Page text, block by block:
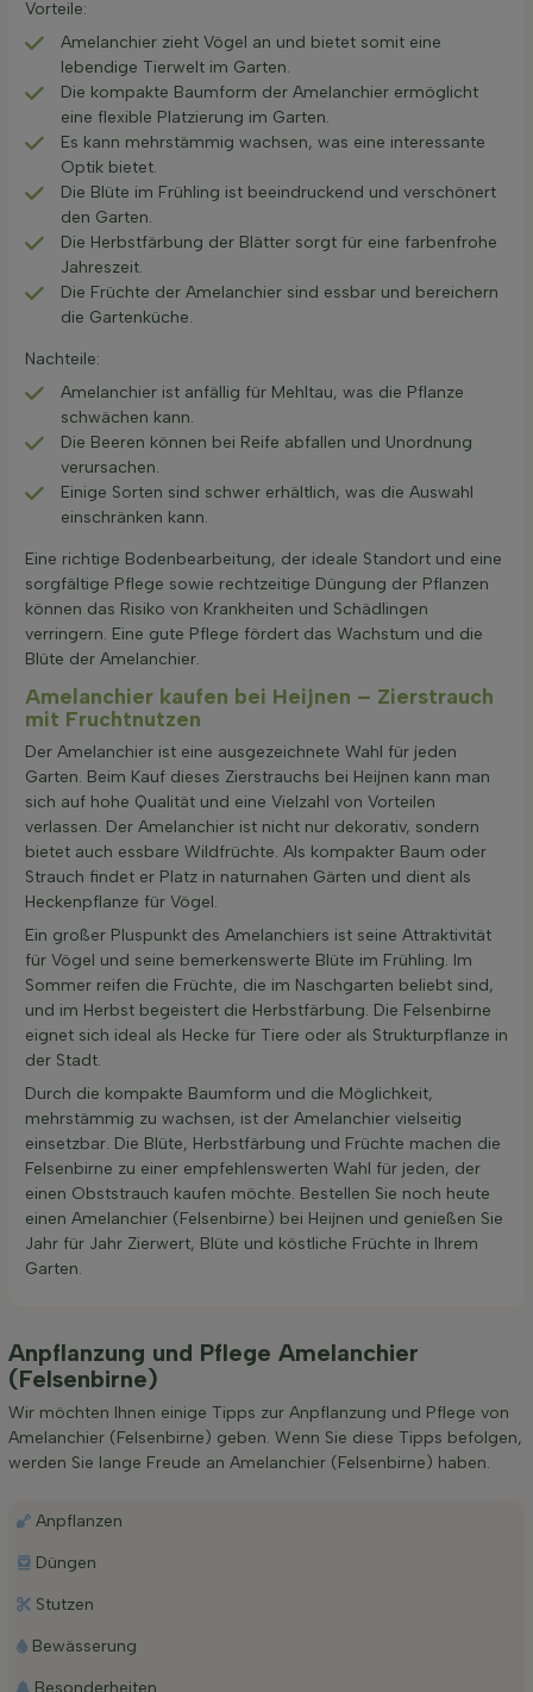
Vorteile:
Amelanchier zieht Vögel an und bietet somit eine
lebendige Tierwelt im Garten.
Die kompakte Baumform der Amelanchier ermöglicht
eine flexible Platzierung im Garten.
Es kann mehrstämmig wachsen, was eine interessante
Optik bietet.
Die Blüte im Frühling ist beeindruckend und verschönert
den Garten.
Die Herbstfärbung der Blätter sorgt für eine farbenfrohe
Jahreszeit.
Die Früchte der Amelanchier sind essbar und bereichern
die Gartenküche.
Nachteile:
Amelanchier ist anfällig für Mehltau, was die Pflanze
schwächen kann.
Die Beeren können bei Reife abfallen und Unordnung
verursachen.
Einige Sorten sind schwer erhältlich, was die Auswahl
einschränken kann.
Eine richtige Bodenbearbeitung, der ideale Standort und eine
sorgfältige Pflege sowie rechtzeitige Düngung der Pflanzen
können das Risiko von Krankheiten und Schädlingen
verringern. Eine gute Pflege fördert das Wachstum und die
Blüte der Amelanchier.
Amelanchier kaufen bei Heijnen – Zierstrauch
mit Fruchtnutzen
Der Amelanchier ist eine ausgezeichnete Wahl für jeden
Garten. Beim Kauf dieses Zierstrauchs bei Heijnen kann man
sich auf hohe Qualität und eine Vielzahl von Vorteilen
verlassen. Der Amelanchier ist nicht nur dekorativ, sondern
bietet auch essbare Wildfrüchte. Als kompakter Baum oder
Strauch findet er Platz in naturnahen Gärten und dient als
Heckenpflanze für Vögel.
Ein großer Pluspunkt des Amelanchiers ist seine Attraktivität
für Vögel und seine bemerkenswerte Blüte im Frühling. Im
Sommer reifen die Früchte, die im Naschgarten beliebt sind,
und im Herbst begeistert die Herbstfärbung. Die Felsenbirne
eignet sich ideal als Hecke für Tiere oder als Strukturpflanze in
der Stadt.
Durch die kompakte Baumform und die Möglichkeit,
mehrstämmig zu wachsen, ist der Amelanchier vielseitig
einsetzbar. Die Blüte, Herbstfärbung und Früchte machen die
Felsenbirne zu einer empfehlenswerten Wahl für jeden, der
einen Obststrauch kaufen möchte. Bestellen Sie noch heute
einen Amelanchier (Felsenbirne) bei Heijnen und genießen Sie
Jahr für Jahr Zierwert, Blüte und köstliche Früchte in Ihrem
Garten.
Anpflanzung und Pflege Amelanchier
(Felsenbirne)
Wir möchten Ihnen einige Tipps zur Anpflanzung und Pflege von
Amelanchier (Felsenbirne) geben. Wenn Sie diese Tipps befolgen,
werden Sie lange Freude an Amelanchier (Felsenbirne) haben.
Anpflanzen
Düngen
Stutzen
Bewässerung
Besonderheiten